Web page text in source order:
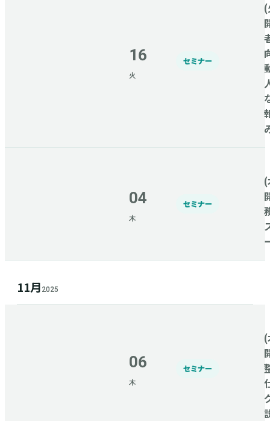
16
火
セミナー
04
木
セミナー
11月 2025
06
木
セミナー